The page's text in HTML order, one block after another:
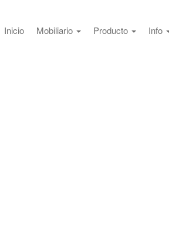
Inicio Mobiliario Producto Info